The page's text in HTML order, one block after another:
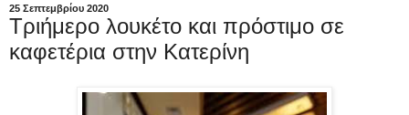
25 Σεπτεμβρίου 2020
Τριήμερο λουκέτο και πρόστιμο σε
καφετέρια στην Κατερίνη